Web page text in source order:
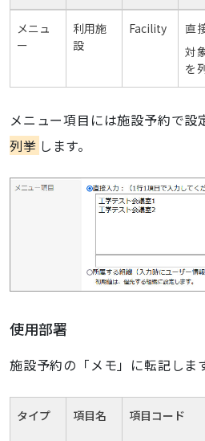
メニュ
ー
利用施
設
Facility
直
対
を
メニュー項目には施設予約で設
列挙 します。
使用部署
施設予約の「メモ」に転記しま
タイプ 項目名 項目コード